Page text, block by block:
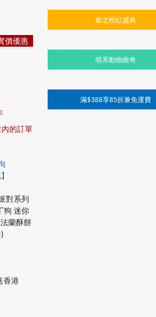
價優惠
的訂單
對系列
狗 迷你
蘭酥餅
香港
春之粉紅盛典
萌系動物曲奇
滿$388享85折兼免運費